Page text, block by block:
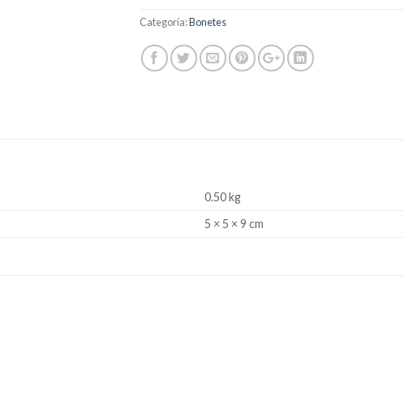
Categoría:Bonetes
0.50 kg
5 × 5 × 9 cm